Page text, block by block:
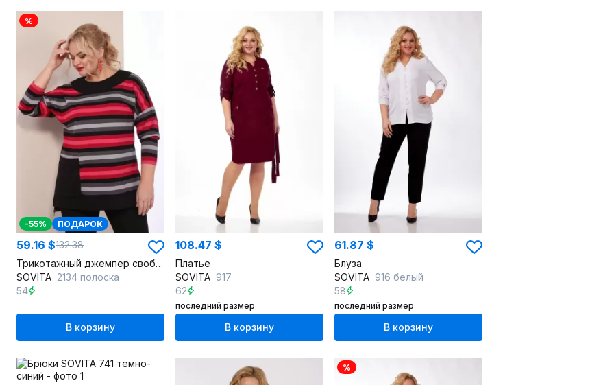
%
-55% ПОДАРОК
59.16 $132.38
Трикотажный джемпер свободного скина со спущенным плечом
SOVITA 2134 полоска
54
В корзину
108.47 $
Платье
SOVITA 917
62
последний размер
В корзину
61.87 $
Блуза
SOVITA 916 белый
58
последний размер
В корзину
%